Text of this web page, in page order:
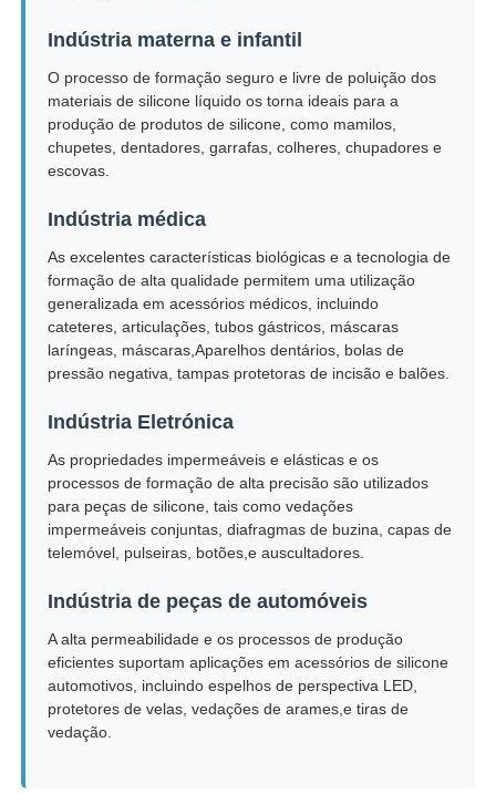
Indústria materna e infantil
O processo de formação seguro e livre de poluição dos
materiais de silicone líquido os torna ideais para a
produção de produtos de silicone, como mamilos,
chupetes, dentadores, garrafas, colheres, chupadores e
escovas.
Indústria médica
As excelentes características biológicas e a tecnologia de
formação de alta qualidade permitem uma utilização
generalizada em acessórios médicos, incluindo
cateteres, articulações, tubos gástricos, máscaras
laríngeas, máscaras,Aparelhos dentários, bolas de
pressão negativa, tampas protetoras de incisão e balões.
Indústria Eletrónica
As propriedades impermeáveis e elásticas e os
processos de formação de alta precisão são utilizados
para peças de silicone, tais como vedações
impermeáveis conjuntas, diafragmas de buzina, capas de
telemóvel, pulseiras, botões,e auscultadores.
Indústria de peças de automóveis
A alta permeabilidade e os processos de produção
eficientes suportam aplicações em acessórios de silicone
automotivos, incluindo espelhos de perspectiva LED,
protetores de velas, vedações de arames,e tiras de
vedação.